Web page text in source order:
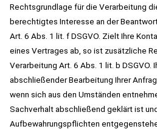
Rechtsgrundlage für die Verarbeitung
berechtigtes Interesse an der
Art. 6 Abs. 1 lit. f DSGVO. Zielt Ihre
eines Vertrages ab, so ist zusätzliche
Verarbeitung Art. 6 Abs. 1 lit. b DSGVO.
abschließender Bearbeitung Ihrer
wenn sich aus den Umständen
Sachverhalt abschließend geklärt ist
Aufbewahrungspflichten